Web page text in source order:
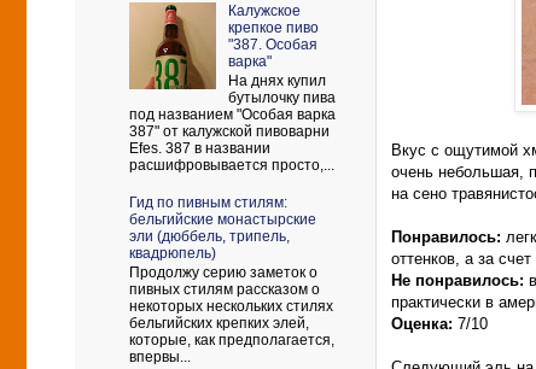
Вкус с ощутимой
очень небольшая,
на сено
Понравилось:
оттенков, а за
Не понравилось:
практически в
Оценка: 7/10
Калужское
крепкое пиво
"387. Особая
варка"
На днях купил
бутылочку пива
под названием "Особая варка
387" от калужской пивоварни
Efes. 387 в названии
расшифровывается просто,...
Гид по пивным стилям:
бельгийские монастырские
эли (дюббель, трипель,
квадрюпель)
Продолжу серию заметок о
пивных стилям рассказом о
некоторых нескольких стилях
бельгийских крепких элей,
которые, как предполагается,
впервы...